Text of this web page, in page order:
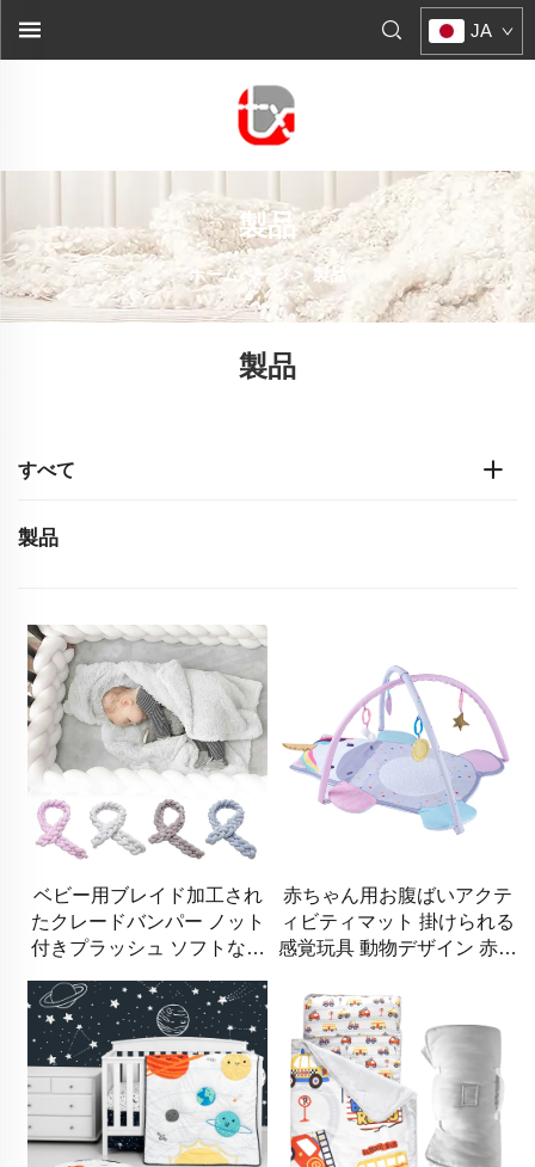
JA
製品
ホームページ>製品
製品
すべて
製品
ベビー用ブレイド加工され
たクレードバンパー ノット
付きプラッシュ ソフトなト
スト ブレイドクレードバン
パー ニューボーン用
赤ちゃん用お腹ばいアクテ
ィビティマット 掛けられる
感覚玩具 動物デザイン 赤ち